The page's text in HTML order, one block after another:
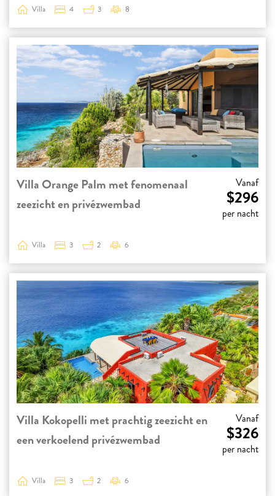
Villa 4 3 8
Villa Orange Palm met fenomenaal
zeezicht en privézwembad
Vanaf
$296
per nacht
Villa 3 2 6
Villa Kokopelli met prachtig zeezicht en
een verkoelend privézwembad
Vanaf
$326
per nacht
Villa 3 2 6